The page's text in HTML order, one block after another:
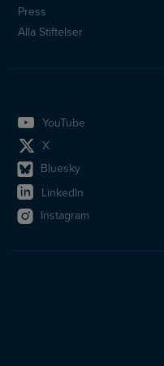
Press
Alla Stiftelser
YouTube
X
Bluesky
LinkedIn
Instagram